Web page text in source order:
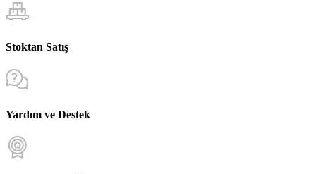
Stoktan Satış
Yardım ve Destek